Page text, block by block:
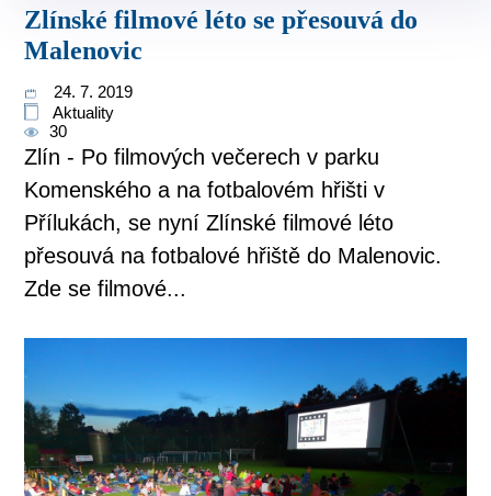
Zlínské filmové léto se přesouvá do
Malenovic
24. 7. 2019
Aktuality
30
Zlín - Po filmových večerech v parku
Komenského a na fotbalovém hřišti v
Přílukách, se nyní Zlínské filmové léto
přesouvá na fotbalové hřiště do Malenovic.
Zde se filmové...